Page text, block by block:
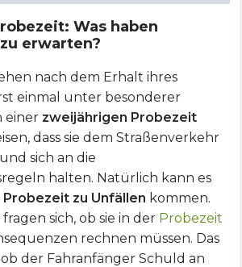
Was haben
erwarten?
nach dem Erhalt ihres
einmal unter besonderer
einer zweijährigen Probezeit
dass sie dem Straßenverkehr
sich an die
halten. Natürlich kann es
Probezeit zu Unfällen kommen.
sich, ob sie in der Probezeit
rechnen müssen. Das
der Fahranfänger Schuld an